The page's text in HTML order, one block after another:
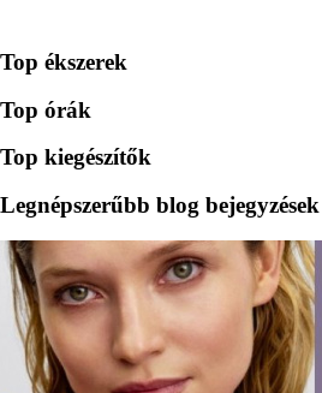
Top ékszerek
Top órák
Top kiegészítők
Legnépszerűbb blog bejegyzések